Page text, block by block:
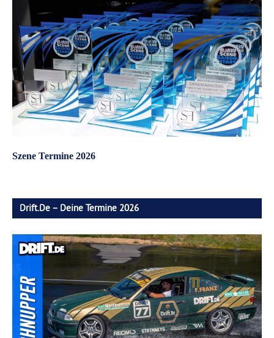
Szene Termine 2026
Drift.de – Deine Termine 2026